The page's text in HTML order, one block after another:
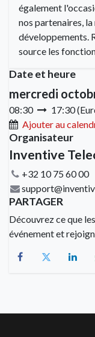
également
nos partenaires,
développements.
source les
Date et heure
mercredi
08:30 17:30(
Ajouter au
Organisateur
Inventive
+32 10 75 60 00
PARTAGER
Découvrez ce que
événement et